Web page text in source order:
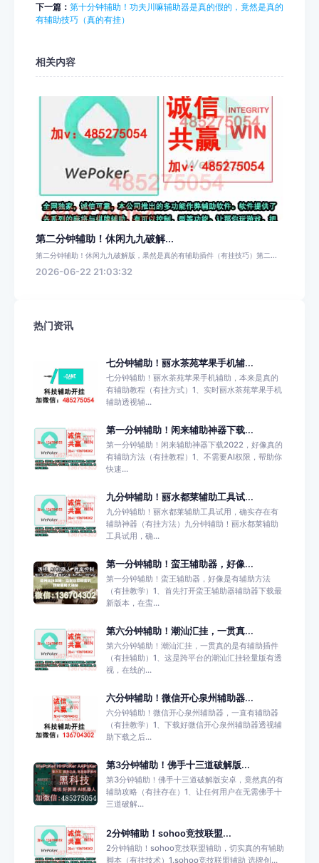
下一篇： 第十分钟辅助！功夫川嘛辅助器是真的假的，竟然是真的
有辅助技巧（真的有挂）
相关内容
第二分钟辅助！休闲九九破解...
第二分钟辅助！休闲九九破解版，果然是真的有辅助插件（有挂技巧）第二...
2026-06-22 21:03:32
热门资讯
七分钟辅助！丽水茶苑苹果手机辅...
七分钟辅助！丽水茶苑苹果手机辅助，本来是真的
有辅助教程（有挂方式）1、实时丽水茶苑苹果手机
辅助透视辅...
第一分钟辅助！闲来辅助神器下载...
第一分钟辅助！闲来辅助神器下载2022，好像真的
有辅助方法（有挂教程）1、不需要AI权限，帮助你
快速...
九分钟辅助！丽水都莱辅助工具试...
九分钟辅助！丽水都莱辅助工具试用，确实存在有
辅助神器（有挂方法）九分钟辅助！丽水都莱辅助
工具试用，确...
第一分钟辅助！蛮王辅助器，好像...
第一分钟辅助！蛮王辅助器，好像是有辅助方法
（有挂教学）1、首先打开蛮王辅助器辅助器下载最
新版本，在蛮...
第六分钟辅助！潮汕汇挂，一贯真...
第六分钟辅助！潮汕汇挂，一贯真的是有辅助插件
（有挂辅助）1、这是跨平台的潮汕汇挂轻量版有透
视，在线的...
六分钟辅助！微信开心泉州辅助器...
六分钟辅助！微信开心泉州辅助器，一直有辅助器
（有挂教学）1、下载好微信开心泉州辅助器透视辅
助下载之后...
第3分钟辅助！佛手十三道破解版...
第3分钟辅助！佛手十三道破解版安卓，竟然真的有
辅助攻略（有挂存在）1、让任何用户在无需佛手十
三道破解...
2分钟辅助！sohoo竞技联盟...
2分钟辅助！sohoo竞技联盟辅助，切实真的有辅助
脚本（有挂技术）1.sohoo竞技联盟辅助 选牌创...